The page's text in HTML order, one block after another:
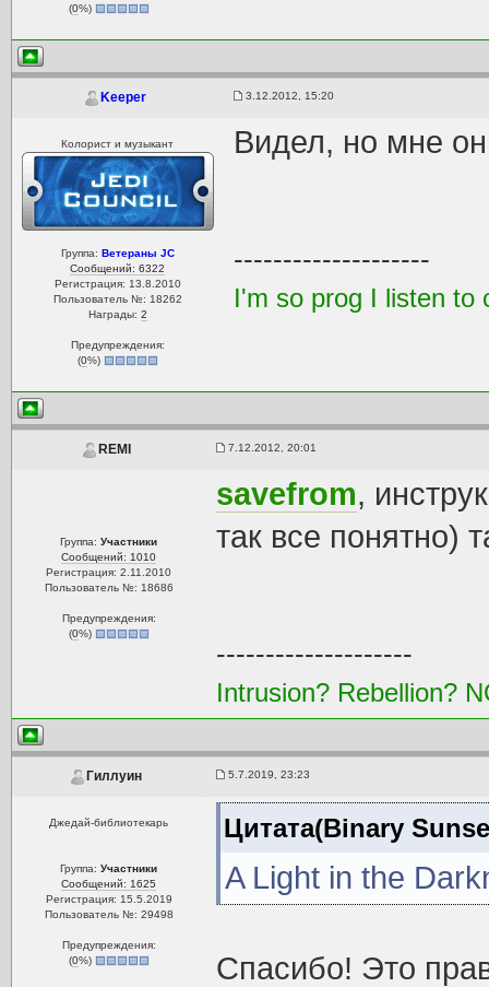
(0%)
Keeper 3.12.2012, 15:20
Колорист и музыкант
Группа: Ветераны JC
Сообщений: 6322
Регистрация: 13.8.2010
Пользователь №: 18262
Награды: 2
Предупреждения:
(0%)
Видел, но мне
--------------------
I'm so prog I listen to
REMI 7.12.2012, 20:01
Группа:Участники
Сообщений: 1010
Регистрация: 2.11.2010
Пользователь №: 18686
Предупреждения:
(0%)
savefrom,
так все понятно)
--------------------
Intrusion? Rebellion?
Гиллуин 5.7.2019, 23:23
Джедай-библиотекарь
Группа:Участники
Сообщений: 1625
Регистрация: 15.5.2019
Пользователь №: 29498
Предупреждения:
(0%)
Цитата(Binary
A Light in the
Спасибо! Это